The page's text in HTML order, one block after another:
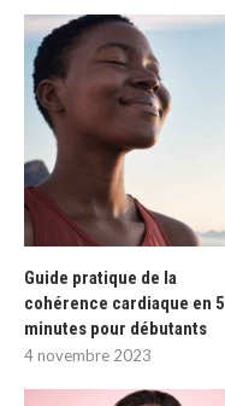
Guide pratique de la
cohérence cardiaque en 5
minutes pour débutants
4 novembre 2023